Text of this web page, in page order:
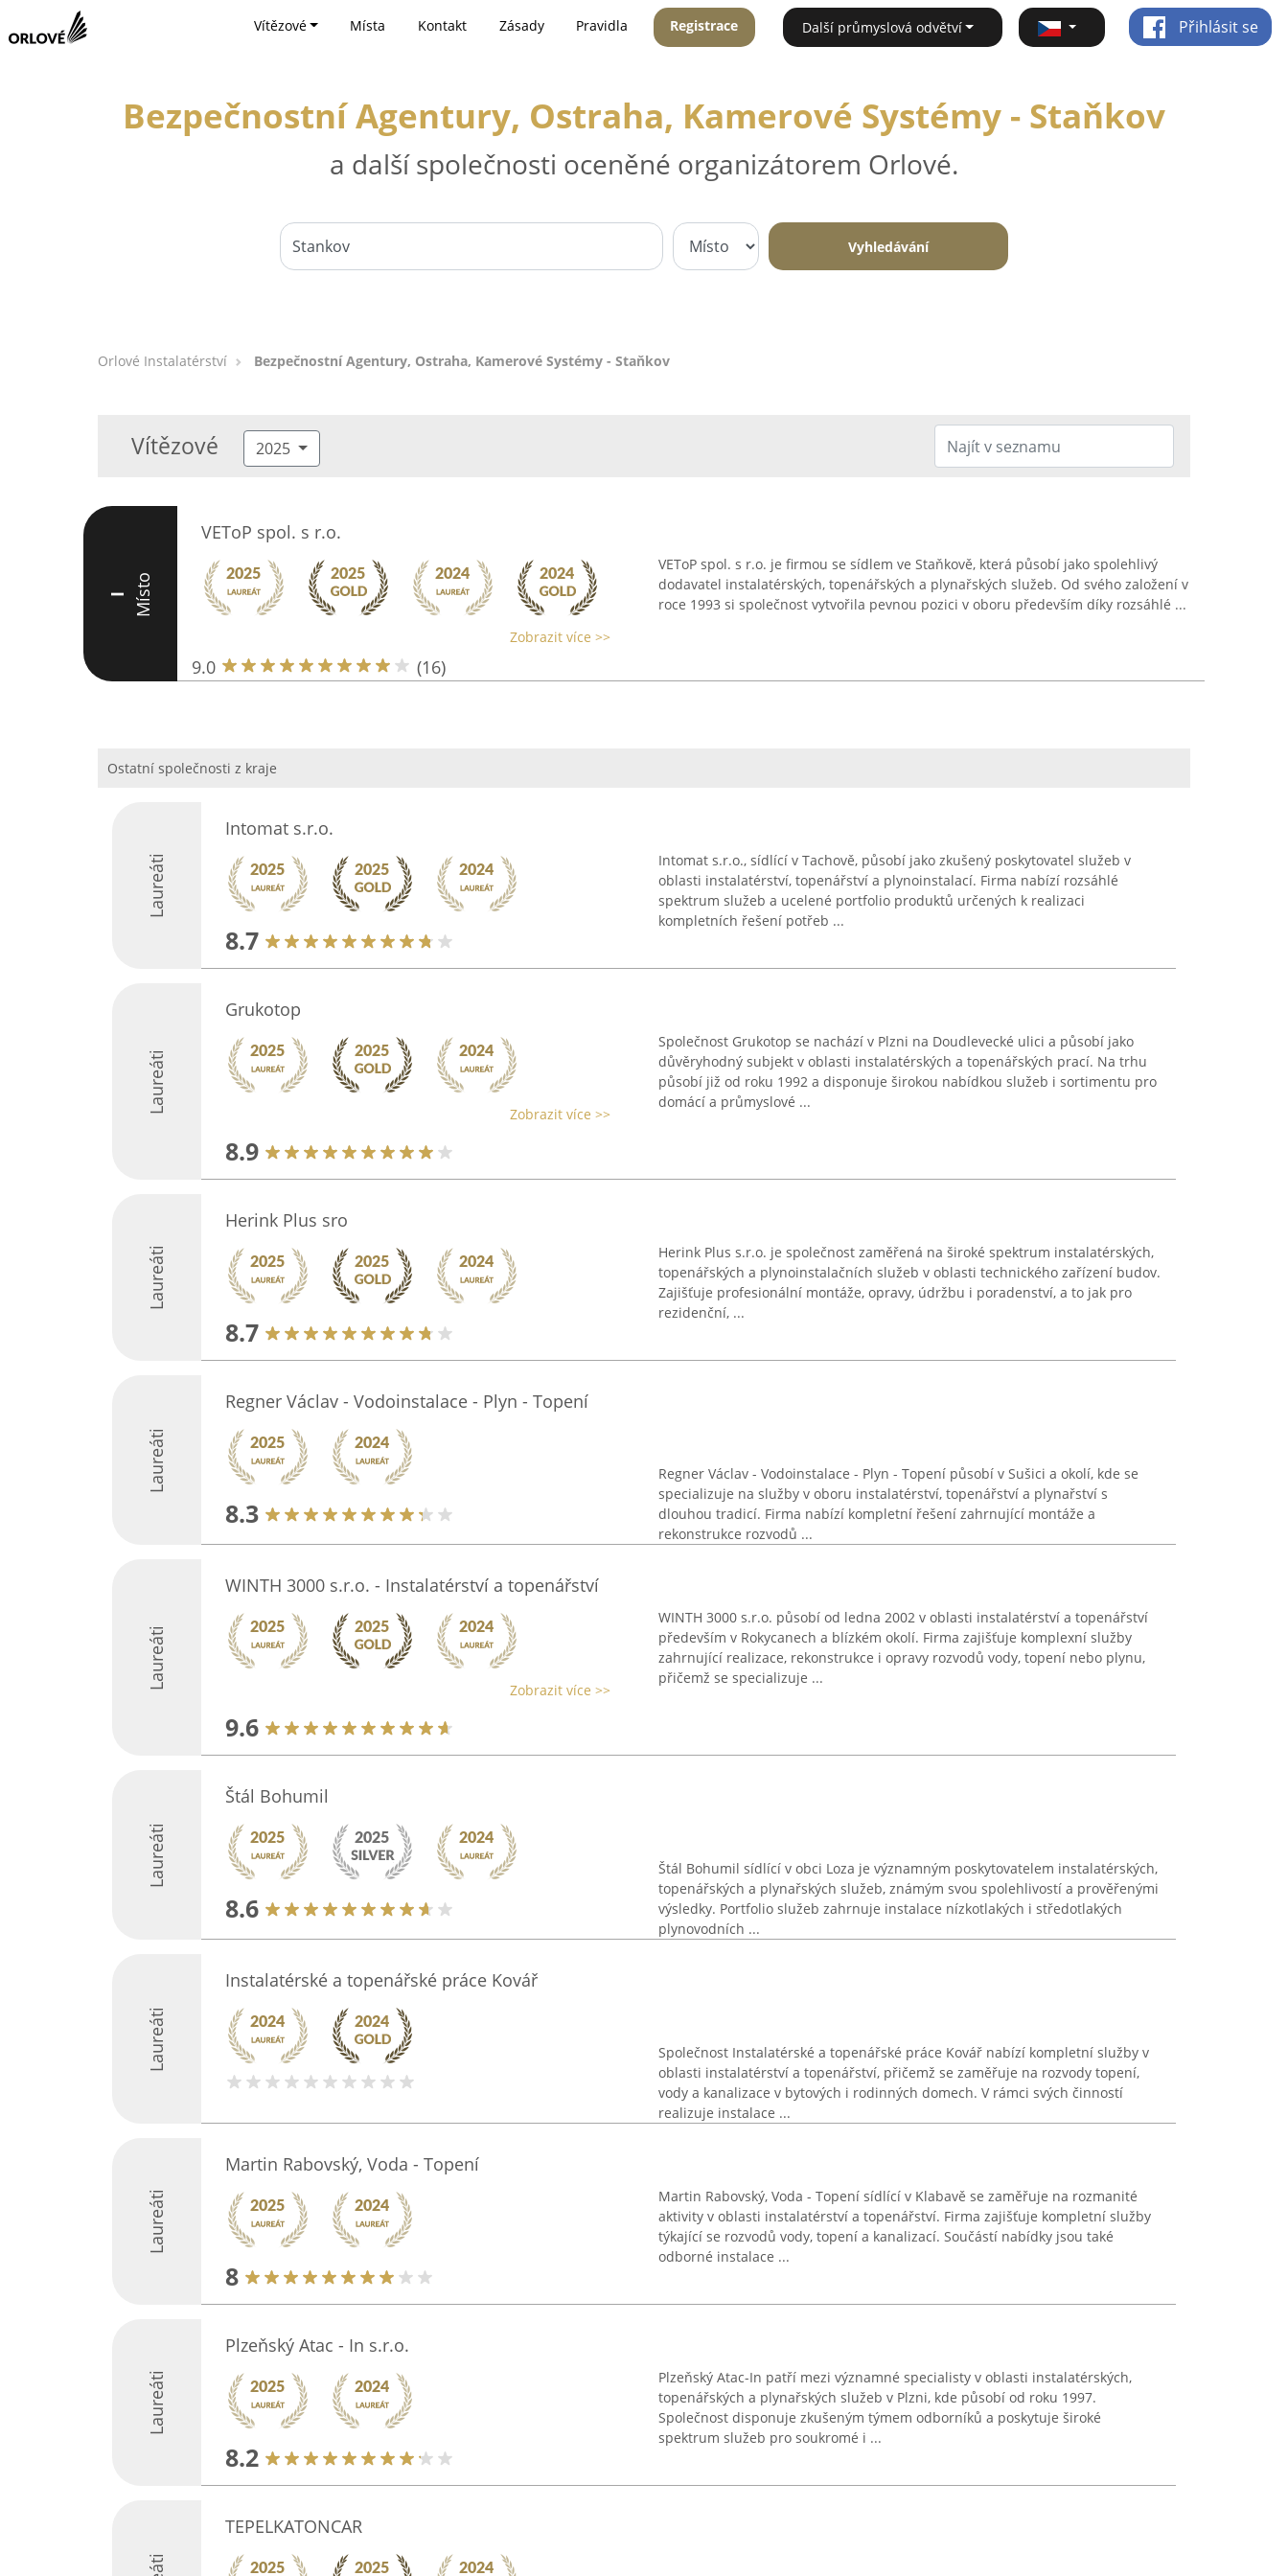
Vítězové Místa Kontakt Zásady Pravidla Registrace Další průmyslová odvětví Přihlásit se
Bezpečnostní Agentury, Ostraha, Kamerové Systémy - Staňkov
a další společnosti oceněné organizátorem Orlové.
Vyhledávání
Orlové Instalatérství Bezpečnostní Agentury, Ostraha, Kamerové Systémy - Staňkov
Vítězové 2025
I Místo
VEToP spol. s r.o.
Zobrazit více >>
9.0 (16)
VEToP spol. s r.o. je firmou se sídlem ve Staňkově, která působí jako spolehlivý
dodavatel instalatérských, topenářských a plynařských služeb. Od svého založení v
roce 1993 si společnost vytvořila pevnou pozici v oboru především díky rozsáhlé ...
Ostatní společnosti z kraje
Laureáti
Intomat s.r.o.
8.7
Intomat s.r.o., sídlící v Tachově, působí jako zkušený poskytovatel služeb v
oblasti instalatérství, topenářství a plynoinstalací. Firma nabízí rozsáhlé
spektrum služeb a ucelené portfolio produktů určených k realizaci
kompletních řešení potřeb ...
Laureáti
Grukotop
Zobrazit více >>
8.9
Společnost Grukotop se nachází v Plzni na Doudlevecké ulici a působí jako
důvěryhodný subjekt v oblasti instalatérských a topenářských prací. Na trhu
působí již od roku 1992 a disponuje širokou nabídkou služeb i sortimentu pro
domácí a průmyslové ...
Laureáti
Herink Plus sro
8.7
Herink Plus s.r.o. je společnost zaměřená na široké spektrum instalatérských,
topenářských a plynoinstalačních služeb v oblasti technického zařízení budov.
Zajišťuje profesionální montáže, opravy, údržbu i poradenství, a to jak pro
rezidenční, ...
Laureáti
Regner Václav - Vodoinstalace - Plyn - Topení
8.3
Regner Václav - Vodoinstalace - Plyn - Topení působí v Sušici a okolí, kde se
specializuje na služby v oboru instalatérství, topenářství a plynařství s
dlouhou tradicí. Firma nabízí kompletní řešení zahrnující montáže a
rekonstrukce rozvodů ...
Laureáti
WINTH 3000 s.r.o. - Instalatérství a topenářství
Zobrazit více >>
9.6
WINTH 3000 s.r.o. působí od ledna 2002 v oblasti instalatérství a topenářství
především v Rokycanech a blízkém okolí. Firma zajišťuje komplexní služby
zahrnující realizace, rekonstrukce i opravy rozvodů vody, topení nebo plynu,
přičemž se specializuje ...
Laureáti
Štál Bohumil
8.6
Štál Bohumil sídlící v obci Loza je významným poskytovatelem instalatérských,
topenářských a plynařských služeb, známým svou spolehlivostí a prověřenými
výsledky. Portfolio služeb zahrnuje instalace nízkotlakých i středotlakých
plynovodních ...
Laureáti
Instalatérské a topenářské práce Kovář
Společnost Instalatérské a topenářské práce Kovář nabízí kompletní služby v
oblasti instalatérství a topenářství, přičemž se zaměřuje na rozvody topení,
vody a kanalizace v bytových i rodinných domech. V rámci svých činností
realizuje instalace ...
Laureáti
Martin Rabovský, Voda - Topení
8
Martin Rabovský, Voda - Topení sídlící v Klabavě se zaměřuje na rozmanité
aktivity v oblasti instalatérství a topenářství. Firma zajišťuje kompletní služby
týkající se rozvodů vody, topení a kanalizací. Součástí nabídky jsou také
odborné instalace ...
Laureáti
Plzeňský Atac - In s.r.o.
8.2
Plzeňský Atac-In patří mezi významné specialisty v oblasti instalatérských,
topenářských a plynařských služeb v Plzni, kde působí od roku 1997.
Společnost disponuje zkušeným týmem odborníků a poskytuje široké
spektrum služeb pro soukromé i ...
TEPELKATONCAR